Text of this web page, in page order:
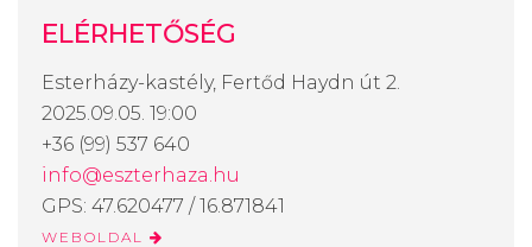
ELÉRHETŐSÉG
Esterházy-kastély, Fertőd Haydn út 2.
2025.09.05. 19:00
+36 (99) 537 640
info@eszterhaza.hu
GPS: 47.620477 / 16.871841
WEBOLDAL